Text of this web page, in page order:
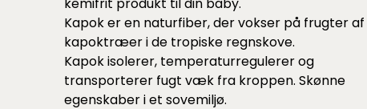
kemifrit produkt til din baby.
Kapok er en naturfiber, der vokser på frugter af
kapoktræer i de tropiske regnskove.
Kapok isolerer, temperaturregulerer og
transporterer fugt væk fra kroppen. Skønne
egenskaber i et sovemiljø.